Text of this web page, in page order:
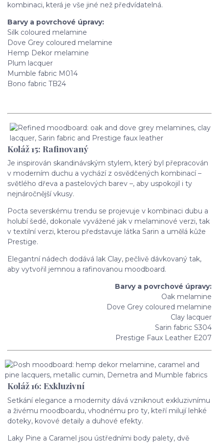
kombinaci, která je vše jiné než předvídatelná.
Barvy a povrchové úpravy:
Silk coloured melamine
Dove Grey coloured melamine
Hemp Dekor melamine
Plum lacquer
Mumble fabric M014
Bono fabric TB24
Koláž 15: Rafinovaný
Je inspirován skandinávským stylem, který byl přepracován
v moderním duchu a vychází z osvědčených kombinací –
světlého dřeva a pastelových barev –, aby uspokojil i ty
nejnáročnější vkusy.
Pocta severskému trendu se projevuje v kombinaci dubu a
holubí šedé, dokonale vyvážené jak v melaminové verzi, tak
v textilní verzi, kterou představuje látka Sarin a umělá kůže
Prestige.
Elegantní nádech dodává lak Clay, pečlivě dávkovaný tak,
aby vytvořil jemnou a rafinovanou moodboard.
Barvy a povrchové úpravy:
Oak melamine
Dove Grey coloured melamine
Clay lacquer
Sarin fabric S304
Prestige Faux Leather E207
Koláž 16: Exkluzivní
Setkání elegance a modernity dává vzniknout exkluzivnímu
a živému moodboardu, vhodnému pro ty, kteří milují lehké
doteky, kovové detaily a duhové efekty.
Laky Pine a Caramel jsou ústředními body palety, dvě